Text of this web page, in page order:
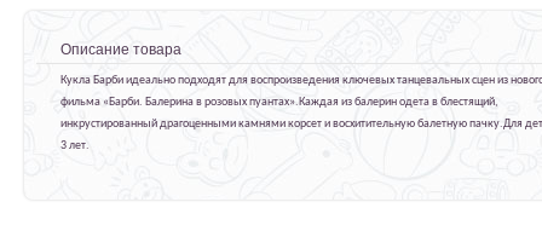
Описание товара
Кукла Барби идеально подходят для воспроизведения ключевых танцевальных сцен из
фильма «Барби. Балерина в розовых пуантах».Каждая из балерин одета в блестящий,
инкрустированный драгоценными камнями корсет и восхитительную балетную пачку.Для
3 лет.